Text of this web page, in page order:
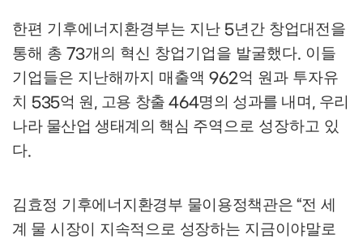
한편 기후에너지환경부는 지난 5년간 창업대전을
통해 총 73개의 혁신 창업기업을 발굴했다. 이들
기업들은 지난해까지 매출액 962억 원과 투자유
치 535억 원, 고용 창출464명의 성과를 내며, 우리
나라 물산업 생태계의 핵심 주역으로 성장하고 있
다.
김효정 기후에너지환경부 물이용정책관은 “전 세
계 물 시장이 지속적으로 성장하는 지금이야말로